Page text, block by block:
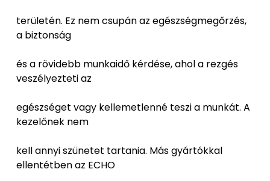
területén. Ez nem csupán az egészségmegőrzés,
a biztonság
és a rövidebb munkaidő kérdése, ahol a rezgés
veszélyezteti az
egészséget vagy kellemetlenné teszi a munkát. A
kezelőnek nem
kell annyi szünetet tartania. Más gyártókkal
ellentétben az ECHO